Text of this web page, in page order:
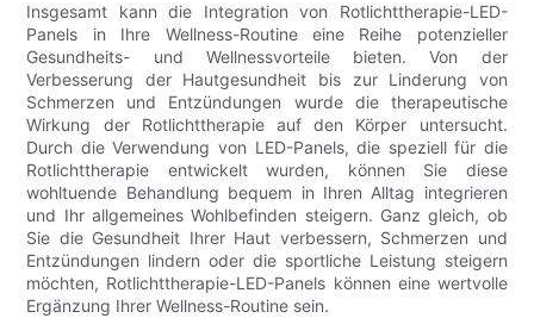
Insgesamt kann die Integration von Rotlichttherapie-LED-
Panels in Ihre Wellness-Routine eine Reihe potenzieller
Gesundheits- und Wellnessvorteile bieten. Von der
Verbesserung der Hautgesundheit bis zur Linderung von
Schmerzen und Entzündungen wurde die therapeutische
Wirkung der Rotlichttherapie auf den Körper untersucht.
Durch die Verwendung von LED-Panels, die speziell für die
Rotlichttherapie entwickelt wurden, können Sie diese
wohltuende Behandlung bequem in Ihren Alltag integrieren
und Ihr allgemeines Wohlbefinden steigern. Ganz gleich, ob
Sie die Gesundheit Ihrer Haut verbessern, Schmerzen und
Entzündungen lindern oder die sportliche Leistung steigern
möchten, Rotlichttherapie-LED-Panels können eine wertvolle
Ergänzung Ihrer Wellness-Routine sein.